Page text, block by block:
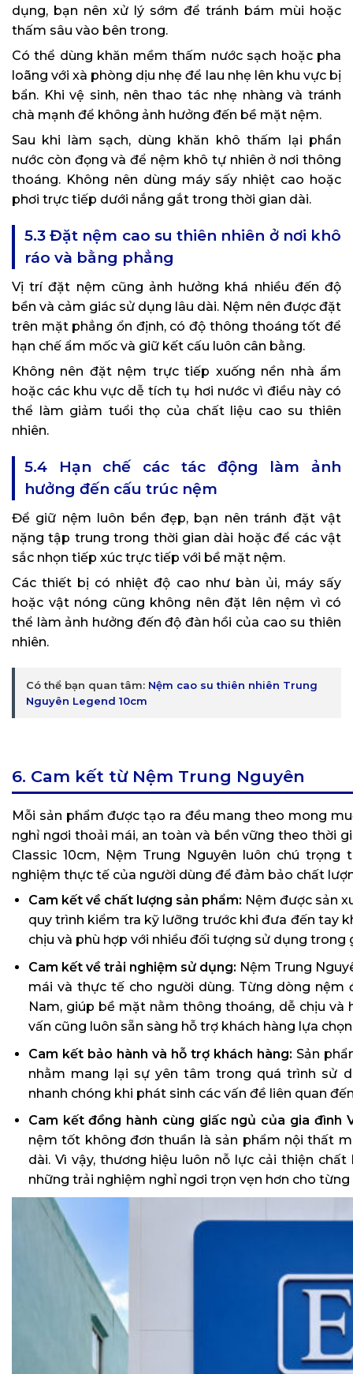
dụng, bạn nên xử lý sớm để tránh bám mùi hoặc
thấm sâu vào bên trong.
Có thể dùng khăn mềm thấm nước sạch hoặc pha
loãng với xà phòng dịu nhẹ để lau nhẹ lên khu vực bị
bẩn. Khi vệ sinh, nên thao tác nhẹ nhàng và tránh
chà mạnh để không ảnh hưởng đến bề mặt nệm.
Sau khi làm sạch, dùng khăn khô thấm lại phần
nước còn đọng và để nệm khô tự nhiên ở nơi thông
thoáng. Không nên dùng máy sấy nhiệt cao hoặc
phơi trực tiếp dưới nắng gắt trong thời gian dài.
5.3 Đặt nệm cao su thiên nhiên ở nơi khô
ráo và bằng phẳng
Vị trí đặt nệm cũng ảnh hưởng khá nhiều đến độ
bền và cảm giác sử dụng lâu dài. Nệm nên được đặt
trên mặt phẳng ổn định, có độ thông thoáng tốt để
hạn chế ẩm mốc và giữ kết cấu luôn cân bằng.
Không nên đặt nệm trực tiếp xuống nền nhà ẩm
hoặc các khu vực dễ tích tụ hơi nước vì điều này có
thể làm giảm tuổi thọ của chất liệu cao su thiên
nhiên.
5.4 Hạn chế các tác động làm ảnh
hưởng đến cấu trúc nệm
Để giữ nệm luôn bền đẹp, bạn nên tránh đặt vật
nặng tập trung trong thời gian dài hoặc để các vật
sắc nhọn tiếp xúc trực tiếp với bề mặt nệm.
Các thiết bị có nhiệt độ cao như bàn ủi, máy sấy
hoặc vật nóng cũng không nên đặt lên nệm vì có
thể làm ảnh hưởng đến độ đàn hồi của cao su thiên
nhiên.
Có thể bạn quan tâm: Nệm cao su thiên nhiên Trung
Nguyên Legend 10cm
6. Cam kết từ Nệm Trung Nguyên
Mỗi sản phẩm được tạo ra đều mang theo mong
nghỉ ngơi thoải mái, an toàn và bền vững theo thời
Classic 10cm, Nệm Trung Nguyên luôn chú
nghiệm thực tế của người dùng để đảm bảo chất
Cam kết về chất lượng sản phẩm: Nệm được sản
quy trình kiểm tra kỹ lưỡng trước khi đưa đến tay
chịu và phù hợp với nhiều đối tượng sử dụng trong
Cam kết về trải nghiệm sử dụng: Nệm Trung
mái và thực tế cho người dùng. Từng dòng nệm
Nam, giúp bề mặt nằm thông thoáng, dễ chịu
vấn cũng luôn sẵn sàng hỗ trợ khách hàng lựa
Cam kết bảo hành và hỗ trợ khách hàng: Sản
nhằm mang lại sự yên tâm trong quá trình sử
nhanh chóng khi phát sinh các vấn đề liên quan
Cam kết đồng hành cùng giấc ngủ của gia đình
nệm tốt không đơn thuần là sản phẩm nội thất
dài. Vì vậy, thương hiệu luôn nỗ lực cải thiện
những trải nghiệm nghỉ ngơi trọn vẹn hơn cho từng